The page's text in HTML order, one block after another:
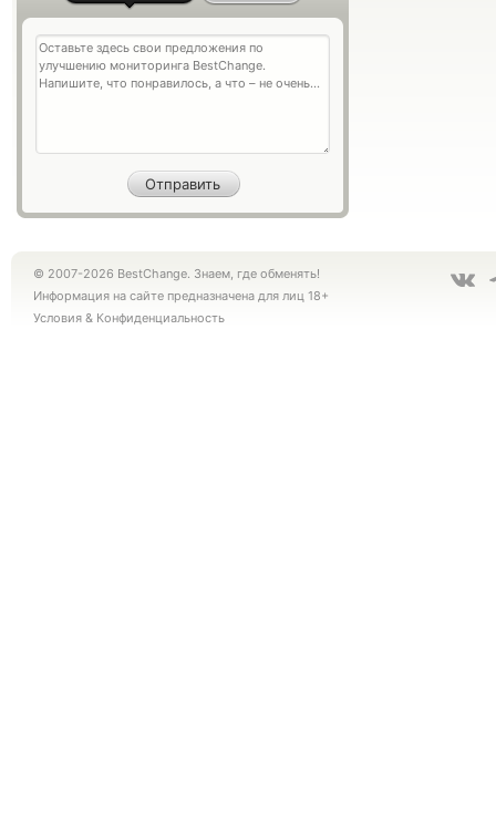
© 2007-2026 BestChange. Знаем, где обменять!
Информация на сайте предназначена для лиц 18+
Условия & Конфиденциальность